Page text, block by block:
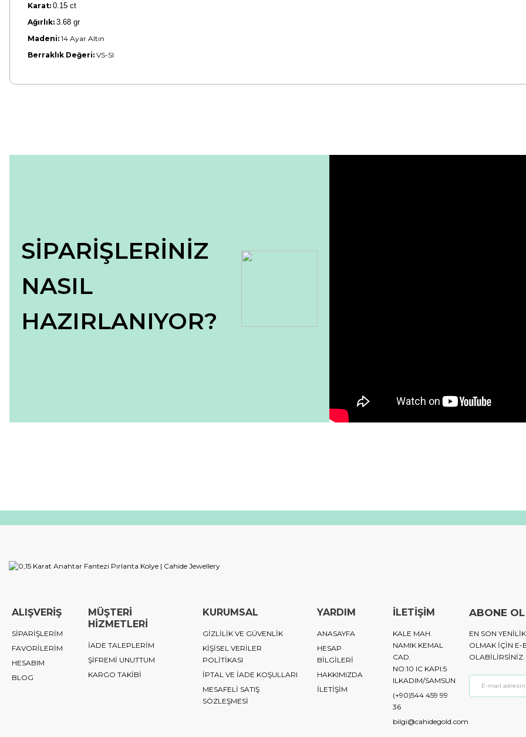
Karat: 0.15 ct
Ağırlık: 3.68 gr
Madeni: 14 Ayar Altın
Berraklık Değeri: VS-SI
SİPARİŞLERİNİZ
NASIL
HAZIRLANIYOR?
ALIŞVERİŞ
SİPARİŞLERİM
FAVORİLERİM
HESABIM
BLOG
MÜŞTERİ
HİZMETLERİ
İADE TALEPLERİM
ŞİFREMİ UNUTTUM
KARGO TAKİBİ
KURUMSAL
GİZLİLİK VE GÜVENLİK
KİŞİSEL VERİLER
POLİTİKASI
İPTAL VE İADE KOŞULLARI
MESAFELİ SATIŞ
SÖZLEŞMESİ
YARDIM
ANASAYFA
HESAP
BİLGİLERİ
HAKKIMIZDA
İLETİŞİM
İLETİŞİM
KALE MAH.
NAMIK KEMAL
CAD.
NO:10 IC KAPI:5
ILKADIM/SAMSUN
(+90)544 459 99
36
bilgi@cahidegold.com
ABONE OL
EN SON
OLMAK IÇIN E-
OLABILIRSINIZ.